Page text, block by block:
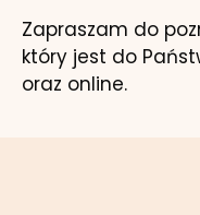
Zapraszam do
który jest do
oraz online.